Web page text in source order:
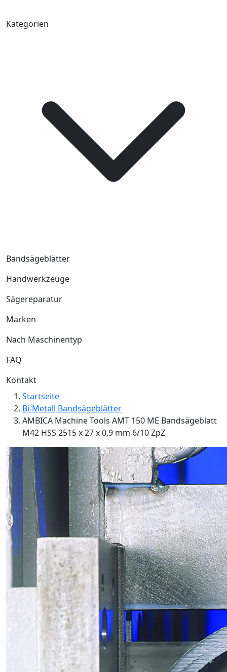
Kategorien
Bandsägeblätter
Handwerkzeuge
Sägereparatur
Marken
Nach Maschinentyp
FAQ
Kontakt
Startseite
Bi-Metall Bandsägeblätter
AMBICA Machine Tools AMT 150 ME Bandsägeblatt
M42 HSS 2515 x 27 x 0,9 mm 6/10 ZpZ